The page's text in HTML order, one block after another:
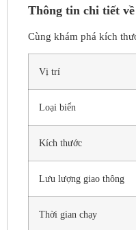
Thông tin chi tiết
Cùng khám phá kích
Vị trí
Loại biển
Kích thước
Lưu lượng giao thông
Thời gian chạy